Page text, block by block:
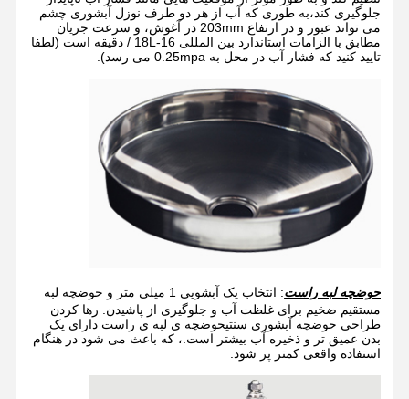
کنترل کیفیت
با ما تماس
اخبار موارد
وبلاگ
حمام اضطراری و شستشوی چشم
ایستگاه شستشوی چشم نصب شده روی دیوار
ایستگاه شستشوی چشم
ایستگاه شستشوی چشم با پدال پا
جلوگیری کند،به طوری که آب از هر دو طرف نوزل آبشوری چشم
می تواند عبور و در ارتفاع 203mm در آغوش، و سرعت جریان
مطابق با الزامات استاندارد بین المللی 16-18L / دقیقه است (لطفا
تایید کنید که فشار آب در محل به 0.25mpa می رسد).
حوضچه لبه راست
: انتخاب یک آبشویی 1 میلی متر و حوضچه لبه
مستقیم ضخیم برای غلظت آب و جلوگیری از پاشیدن. رها کردن
طراحی حوضچه آبشوری سنتیحوضچه ی لبه ی راست دارای یک
بدن عمیق تر و ذخیره آب بیشتر است.، که باعث می شود در هنگام
استفاده واقعی کمتر پر شود.